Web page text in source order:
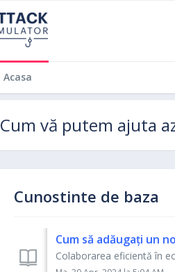
Acasa
Cum vă putem ajuta
Cunostinte de baza
Cum să adăugați un
Colaborarea eficientă în